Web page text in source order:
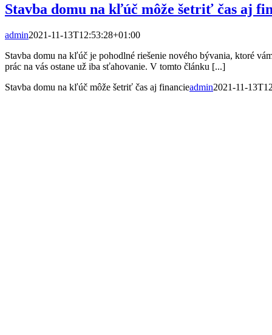
Stavba domu na kľúč môže šetriť čas aj
admin2021-11-13T12:53:28+01:00
Stavba domu na kľúč je pohodlné riešenie nového bývania, ktoré
prác na vás ostane už iba sťahovanie. V tomto článku [...]
Stavba domu na kľúč môže šetriť čas aj financieadmin2021-11-